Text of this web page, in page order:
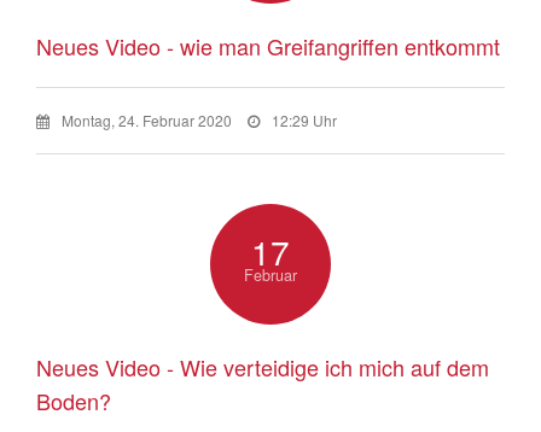
Neues Video - wie man Greifangriffen entkommt
Montag, 24. Februar 2020 12:29 Uhr
17
Februar
Neues Video - Wie verteidige ich mich auf dem
Boden?